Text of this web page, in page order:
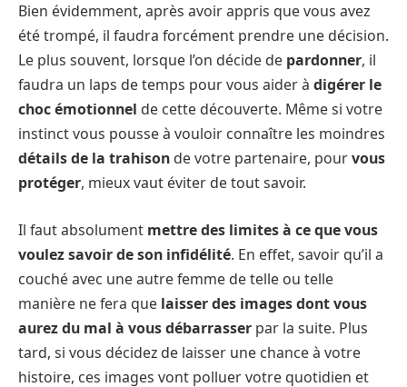
Bien évidemment, après avoir appris que vous avez
été trompé, il faudra forcément prendre une décision.
Le plus souvent, lorsque l’on décide de pardonner, il
faudra un laps de temps pour vous aider à digérer le
choc émotionnel de cette découverte. Même si votre
instinct vous pousse à vouloir connaître les moindres
détails de la trahison de votre partenaire, pourvous
protéger, mieux vaut éviter de tout savoir.
Il faut absolument mettre des limites à ce que vous
voulez savoir de son infidélité. En effet, savoir qu’il a
couché avec une autre femme de telle ou telle
manière ne fera que laisser des images dont vous
aurez du mal à vous débarrasser par la suite. Plus
tard, si vous décidez de laisser une chance à votre
histoire, ces images vont polluer votre quotidien et